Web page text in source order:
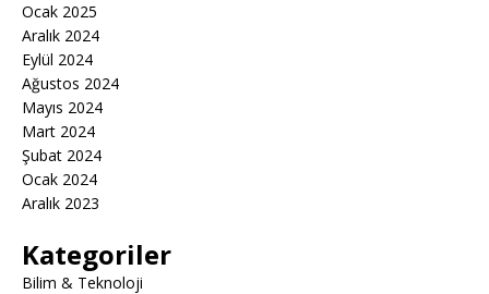
Ocak 2025
Aralık 2024
Eylül 2024
Ağustos 2024
Mayıs 2024
Mart 2024
Şubat 2024
Ocak 2024
Aralık 2023
Kategoriler
Bilim & Teknoloji